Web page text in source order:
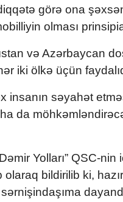
görə ona
olması
və Azərbaycan
iki ölkə üçün
insanın səyahət
da
Yolları” QSC-
bildirilib ki,